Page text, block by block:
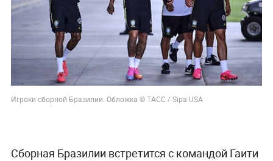
Игроки сборной Бразилии. Обложка © ТАСС / Sipa USA
Сборная Бразилии встретится с командой Гаити